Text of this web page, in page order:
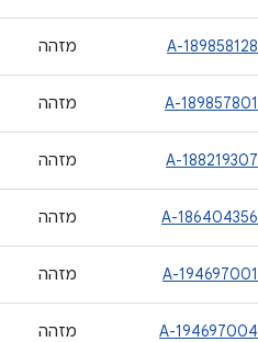
A-189858128 מזהה
A-189857801 מזהה
A-188219307 מזהה
A-186404356 מזהה
A-194697001 מזהה
A-194697004 מזהה